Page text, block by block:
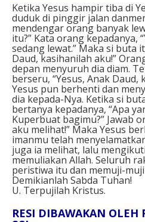
Ketika Yesus hampir tiba di
duduk di pinggir jalan
mendengar orang banyak
itu?” Kata orang kepadanya,
sedang lewat.” Maka si buta
Daud, kasihanilah aku!”
depan menyuruh dia diam.
berseru, “Yesus, Anak Daud,
Yesus pun berhenti dan
dia kepada-Nya. Ketika si
bertanya kepadanya, “Apa
Kuperbuat bagimu?” Jawab
aku melihat!” Maka Yesus
imanmu telah
juga ia melihat, lalu
memuliakan Allah. Seluruh
peristiwa itu dan memuji-muji
Demikianlah Sabda Tuhan!
U. Terpujilah Kristus.
RESI DIBAWAKAN